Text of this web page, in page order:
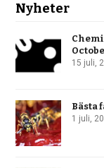
Nyheter
15 juli,
Bästa
1 juli,